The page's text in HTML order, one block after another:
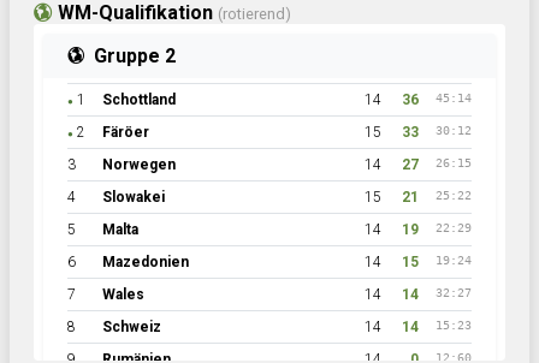
WM-Qualifikation (rotierend)
Gruppe 2
● 1 Schottland 14 36 45:14
● 2 Färöer 15 33 30:12
3 Norwegen 14 27 26:15
4 Slowakei 15 21 25:22
5 Malta 14 19 22:29
6 Mazedonien 14 15 19:24
7 Wales 14 14 32:27
8 Schweiz 14 14 15:23
9 Rumänien 14 0 12:60